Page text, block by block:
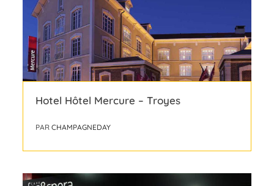
Hotel Hôtel Mercure – Troyes
PAR CHAMPAGNEDAY